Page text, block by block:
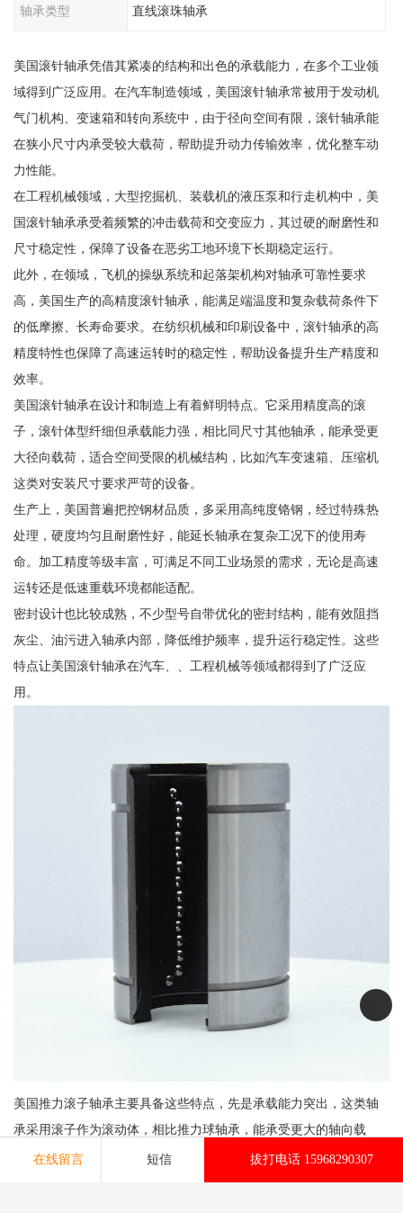
轴承类型 直线滚珠轴承
美国滚针轴承凭借其紧凑的结构和出色的承载能力，在多个工业领
域得到广泛应用。在汽车制造领域，美国滚针轴承常被用于发动机
气门机构、变速箱和转向系统中，由于径向空间有限，滚针轴承能
在狭小尺寸内承受较大载荷，帮助提升动力传输效率，优化整车动
力性能。
在工程机械领域，大型挖掘机、装载机的液压泵和行走机构中，美
国滚针轴承承受着频繁的冲击载荷和交变应力，其过硬的耐磨性和
尺寸稳定性，保障了设备在恶劣工地环境下长期稳定运行。
此外，在领域，飞机的操纵系统和起落架机构对轴承可靠性要求
高，美国生产的高精度滚针轴承，能满足端温度和复杂载荷条件下
的低摩擦、长寿命要求。在纺织机械和印刷设备中，滚针轴承的高
精度特性也保障了高速运转时的稳定性，帮助设备提升生产精度和
效率。
美国滚针轴承在设计和制造上有着鲜明特点。它采用精度高的滚
子，滚针体型纤细但承载能力强，相比同尺寸其他轴承，能承受更
大径向载荷，适合空间受限的机械结构，比如汽车变速箱、压缩机
这类对安装尺寸要求严苛的设备。
生产上，美国普遍把控钢材品质，多采用高纯度铬钢，经过特殊热
处理，硬度均匀且耐磨性好，能延长轴承在复杂工况下的使用寿
命。加工精度等级丰富，可满足不同工业场景的需求，无论是高速
运转还是低速重载环境都能适配。
密封设计也比较成熟，不少型号自带优化的密封结构，能有效阻挡
灰尘、油污进入轴承内部，降低维护频率，提升运行稳定性。这些
特点让美国滚针轴承在汽车、、工程机械等领域都得到了广泛应
用。
美国推力滚子轴承主要具备这些特点，先是承载能力突出，这类轴
承采用滚子作为滚动体，相比推力球轴承，能承受更大的轴向载
荷，适合重型机械、工程机械等对载荷要求较高的场景，大尺寸型
号还可承受冲击载荷带来的轴向扰动。
在线留言 短信 拔打电话 15968290307